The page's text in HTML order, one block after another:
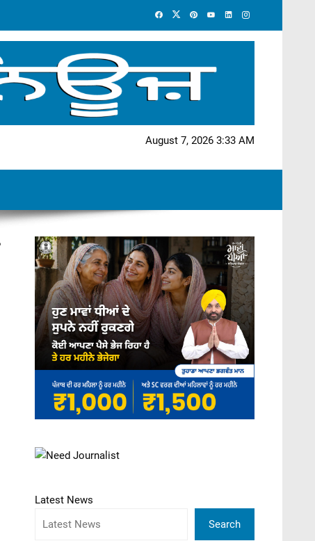
August 7, 2026 3:33 AM
Latest News
Search